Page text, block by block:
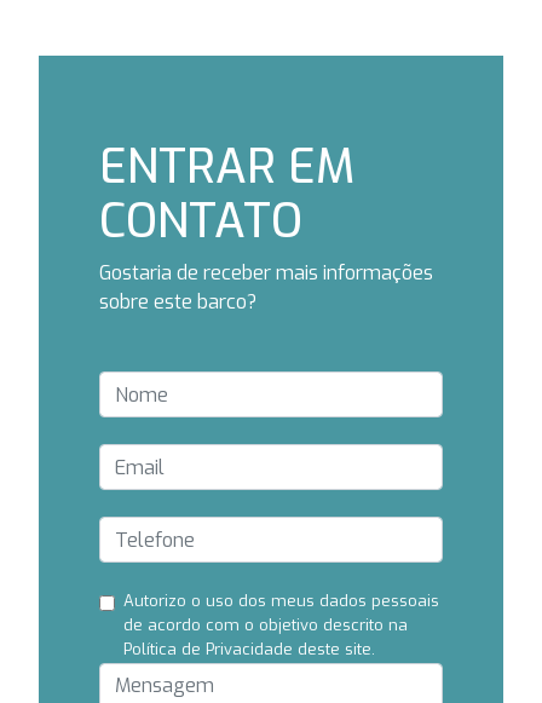
ENTRAR EM
CONTATO
Gostaria de receber mais informações
sobre este barco?
Autorizo ​​o uso dos meus dados pessoais
de acordo com o objetivo descrito na
Política de Privacidade deste site.